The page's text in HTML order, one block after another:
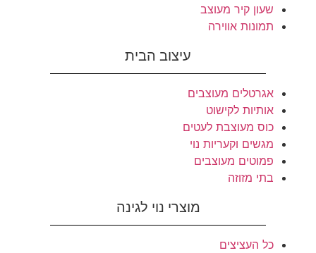
שעון קיר מעוצב
תמונות אווירה
עיצוב הבית
אגרטלים מעוצבים
אותיות לקישוט
כוס מעוצבת לעטים
מגשים וקעריות נוי
פמוטים מעוצבים
בתי מזוזה
מוצרי נוי לגינה
כל העציצים